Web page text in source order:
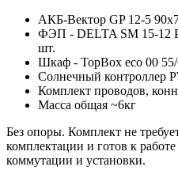
АКБ-Вектор GP 12-5
ФЭП - DELTA SM 15-12
шт.
Шкаф - TopBox eco 00
Солнечный контроллер
Комплект проводов,
Масса общая ~6кг
Без опоры. Комплект не
комплектации и готов к
коммутации и установки.